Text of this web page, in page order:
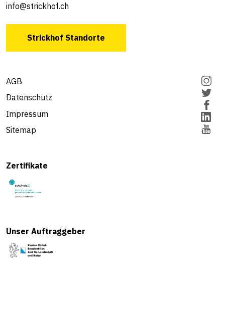
info@strickhof.ch
Strickhof Standorte
AGB
Datenschutz
Impressum
Sitemap
Zertifikate
Unser Auftraggeber